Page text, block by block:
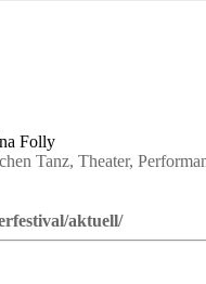
Folly
Tanz, Theater,
aktuell/